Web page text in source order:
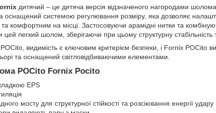
дитячий – це дитяча версія відзначеного нагородами
оснащений системою регулювання розміру, яка дозволяє
комфортним на місці. Застосовуючи арамідні нитки та
легкий шолом, зберігаючи при цьому структурну стабільність
POCito, видимість є ключовим критерієм безпеки, і Fornix POCito
та оснащений світловідбиваючими елементами.
POCito Fornix Pocito
EPS
мосту для структурної стійкості та розсіювання енергії удару